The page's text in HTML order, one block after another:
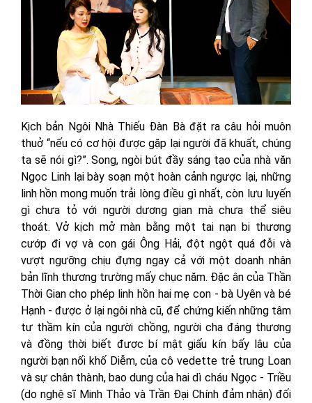
Kịch bản Ngôi Nhà Thiếu Đàn Bà đặt ra câu hỏi muôn
thuở “nếu có cơ hội được gặp lại người đã khuất, chúng
ta sẽ nói gì?”. Song, ngòi bút đầy sáng tạo của nhà văn
Ngọc Linh lại bày soạn một hoàn cảnh ngược lại, những
linh hồn mong muốn trải lòng điều gì nhất, còn lưu luyến
gì chưa tỏ với người dương gian mà chưa thể siêu
thoát. Vở kịch mở màn bằng một tai nạn bi thương
cướp đi vợ và con gái Ông Hải, đột ngột quá đỗi và
vượt ngưỡng chịu đựng ngay cả với một doanh nhân
bản lĩnh thương trường mấy chục năm. Đặc ân của Thần
Thời Gian cho phép linh hồn hai mẹ con - bà Uyên và bé
Hạnh - được ở lại ngôi nhà cũ, để chứng kiến những tâm
tư thầm kín của người chồng, người cha đáng thương
và đồng thời biết được bí mật giấu kín bấy lâu của
người bạn nối khố Diễm, của cô vedette trẻ trung Loan
và sự chân thành, bao dung của hai dì cháu Ngọc - Triều
(do nghệ sĩ Minh Thảo và Trần Đại Chính đảm nhận) đối